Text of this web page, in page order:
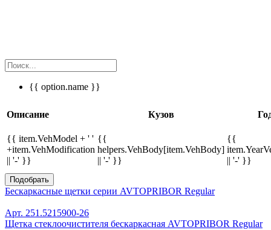
{{ option.name }}
Описание Кузов
{{ item.VehModel + ' '
+item.VehModification
|| '-' }}
{{
helpers.VehBody[item.VehBody]
|| '-' }}
{{
|| '-' }}
Подобрать
Бескаркасные щетки серии AVTOPRIBOR Regular
Арт. 251.5215900-26
Щетка стеклоочистителя бескаркасная AVTOPRIBOR Regular